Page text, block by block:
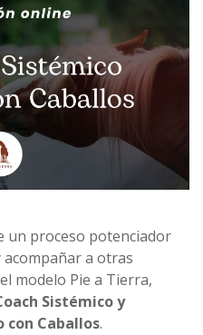
un proceso potenciador
a otras
modelo Pie a Tierra,
Sistémico y
Caballos.